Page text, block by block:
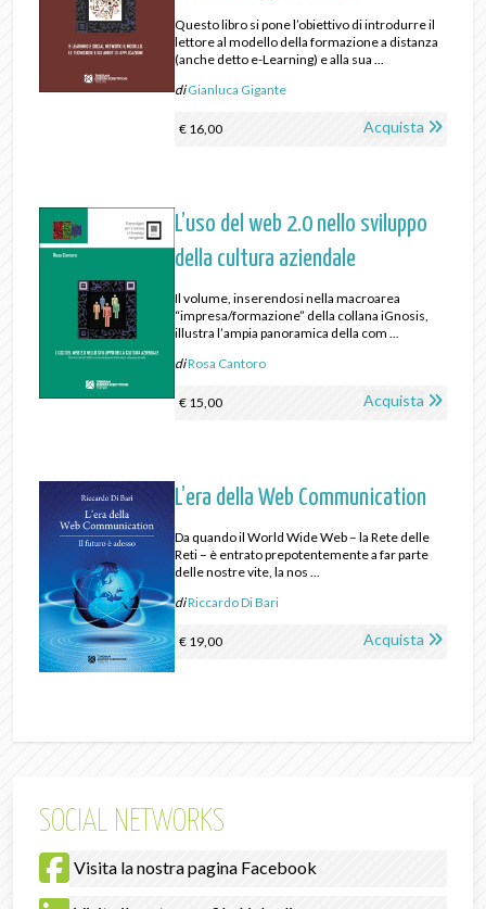
Questo libro si pone l’obiettivo di introdurre il
lettore al modello della formazione a distanza
(anche detto e-Learning) e alla sua ...
diGianluca Gigante
€ 16,00 Acquista
L’uso del web 2.0 nello sviluppo
della cultura aziendale
Il volume, inserendosi nella macroarea
“impresa/formazione” della collana iGnosis,
illustra l’ampia panoramica della com ...
diRosa Cantoro
€ 15,00 Acquista
L’era della Web Communication
Da quando il World Wide Web – la Rete delle
Reti – è entrato prepotentemente a far parte
delle nostre vite, la nos ...
diRiccardo Di Bari
€ 19,00 Acquista
SOCIAL NETWORKS
Visita la nostra pagina Facebook